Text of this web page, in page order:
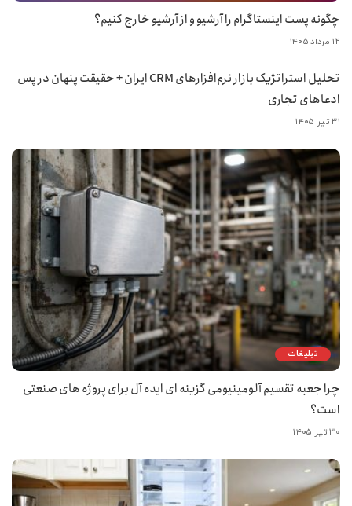
چگونه پست اینستاگرام را آرشیو و از آرشیو خارج کنیم؟
۱۲ مرداد ۱۴۰۵
تحلیل استراتژیک بازار نرم‌افزارهای CRM ایران + حقیقت پنهان در پس
ادعاهای تجاری
۳۱ تیر ۱۴۰۵
تبلیغات
چرا جعبه تقسیم آلومینیومی گزینه ای ایده آل برای پروژه های صنعتی
است؟
۳۰ تیر ۱۴۰۵